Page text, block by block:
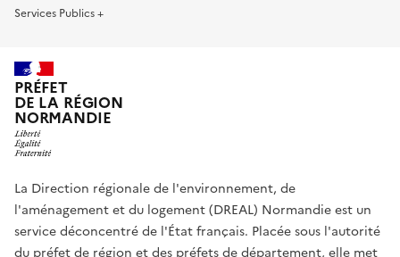
Services Publics +
PRÉFET
DE LA RÉGION
NORMANDIE
La Direction régionale de l'environnement, de
l'aménagement et du logement (DREAL) Normandie est un
service déconcentré de l'État français. Placée sous l'autorité
du préfet de région et des préfets de département, elle met